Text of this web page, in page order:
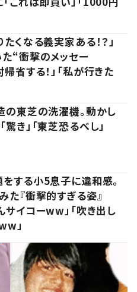
くなる義実家ある！？」
“衝撃のメッセー
省する！」「私が行きた
東芝の洗濯機。動かし
き」「東芝恐るべし」
する小5息子に違和感。
た『衝撃的すぎる姿』
サイコーww」「吹き出し
」